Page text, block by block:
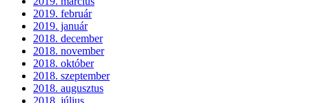
2019. február
2019. január
2018. december
2018. november
2018. október
2018. szeptember
2018. augusztus
2018. július